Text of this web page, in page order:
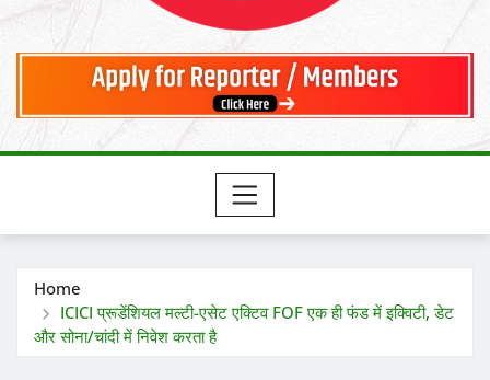
Home
ICICI प्रूडेंशियल मल्टी-एसेट एक्टिव FOF एक ही फंड में इक्विटी, डेट
और सोना/चांदी में निवेश करता है